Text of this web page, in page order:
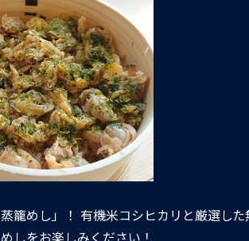
籠めし」！ 有機米コシヒカリと厳選し